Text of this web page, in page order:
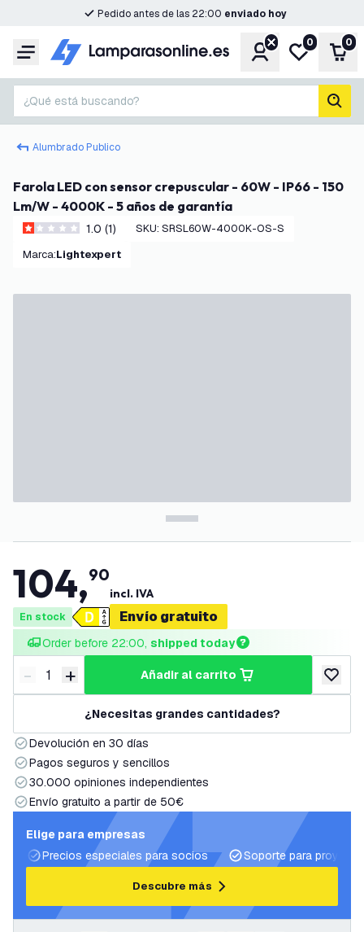
Pedido antes de las 22:00 enviado hoy
Menú CuentaMi lista de
0 0
¿Qué está buscando?
Alumbrado Publico
Farola LED con sensor crepuscular - 60W - IP66 - 150
Lm/W - 4000K - 5 años de garantía
1 estrellas de puntuación
1.0 (1) SKU: SRSL60W-4000K-OS-S
Marca: Lightexpert
104,90
incl. IVA
En stock Envío gratuito
Order before 22:00, shipped today
Disminuir cantidad
- Aumentar cantidad
+ añadir al carrito
añadir
¿Necesitas grandes cantidades?
Devolución en 30 días
Pagos seguros y sencillos
30.000 opiniones independientes
Envío gratuito a partir de 50€
Elige para empresas
Precios especiales para socios
Soporte para
Descubre más